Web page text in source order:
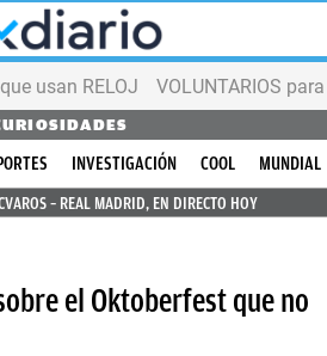
usan RELOJ VOLUNTARIOS
INVESTIGACIÓN COOL
MUNDIAL
– REAL MADRID, EN DIRECTO HOY
el Oktoberfest que no